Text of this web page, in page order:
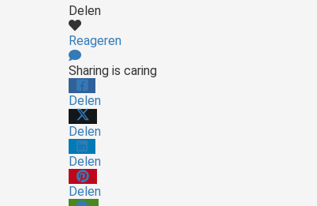
Delen
Reageren
Sharing is caring
Delen
Delen
Delen
Delen